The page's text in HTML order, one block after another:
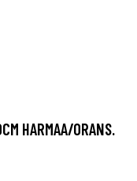
HARMAA/ORANS.